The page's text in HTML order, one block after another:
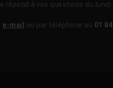
répond à vos questions du
e-mail ou par téléphone au 01